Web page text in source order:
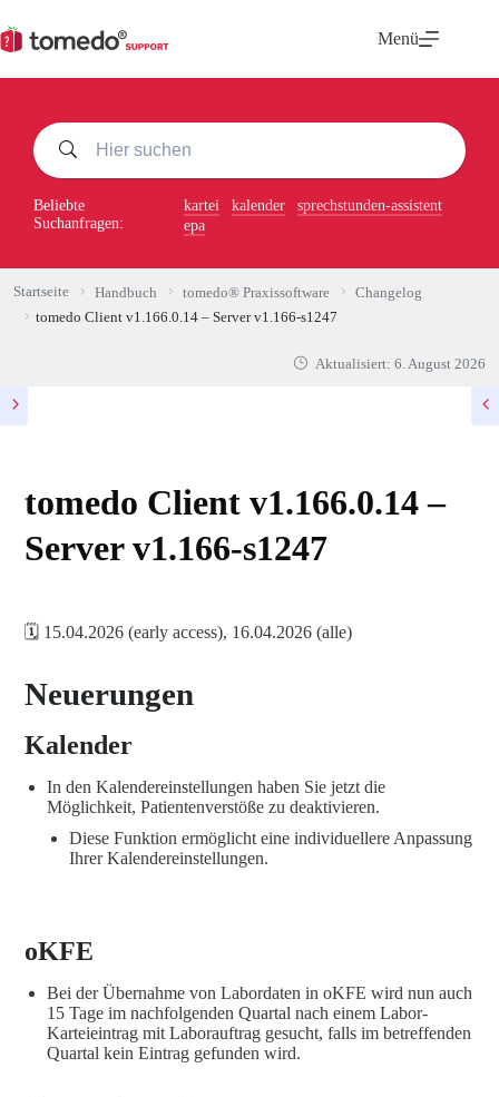
Inhalt
springen
Menü
Beliebte
Suchanfragen:
kartei kalender
sprechstunden-assistent
epa
Startseite Handbuch tomedo® Praxissoftware
Changelog
tomedo Client v1.166.0.14 – Server v1.166-s1247
Aktualisiert: 6. August 2026
tomedo Client v1.166.0.14 –
Server v1.166-s1247
🗓️ 15.04.2026 (early access), 16.04.2026 (alle)
Neuerungen
Kalender
In den Kalendereinstellungen haben Sie jetzt die
Möglichkeit, Patientenverstöße zu deaktivieren.
Diese Funktion ermöglicht eine individuellere Anpassung
Ihrer Kalendereinstellungen.
oKFE
Bei der Übernahme von Labordaten in oKFE wird nun auch
15 Tage im nachfolgenden Quartal nach einem Labor-
Karteieintrag mit Laborauftrag gesucht, falls im betreffenden
Quartal kein Eintrag gefunden wird.